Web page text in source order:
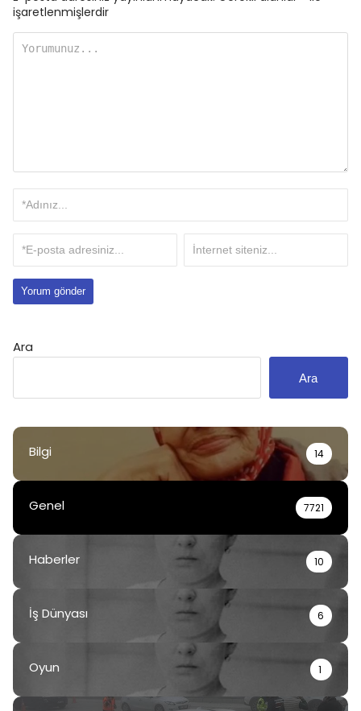
işaretlenmişlerdir
Ara
Ara
Bilgi 14
Genel 7721
Haberler 10
İş Dünyası 6
Oyun 1